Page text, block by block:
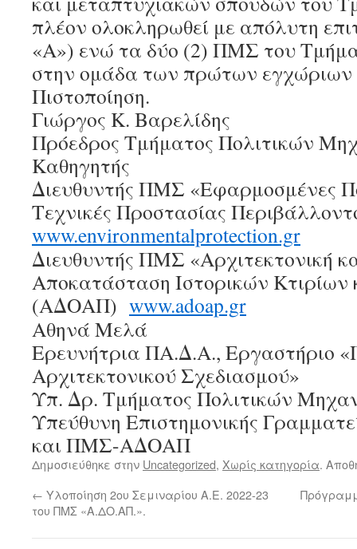
πλέον ολοκληρωθεί με απόλυτη
«Α») ενώ τα δύο (2) ΠΜΣ του
στην ομάδα των πρώτων
Πιστοποίηση.
Γιώργος Κ. Βαρελίδης
Πρόεδρος Τμήματος Πολιτικών
Καθηγητής
Διευθυντής ΠΜΣ «Εφαρμοσμένες
Τεχνικές Προστασίας
www.environmentalprotection.gr
Διευθυντής ΠΜΣ «Αρχιτεκτονική
Αποκατάσταση Ιστορικών
(ΑΔΟΑΠ) www.adoap.gr
Αθηνά Μελά
Ερευνήτρια ΠΑ.Δ.Α., Εργαστήριο
Αρχιτεκτονικού Σχεδιασμού»
Υπ. Δρ. Τμήματος Πολιτικών
Υπεύθυνη Επιστημονικής
και ΠΜΣ-ΑΔΟΑΠ
Δημοσιεύθηκε στην Uncategorized, Χωρίς κατηγορία.
← Υλοποίηση 2ου Σεμιναρίου Α.Ε. 2022-23
του ΠΜΣ «Α.ΔΟ.ΑΠ.».